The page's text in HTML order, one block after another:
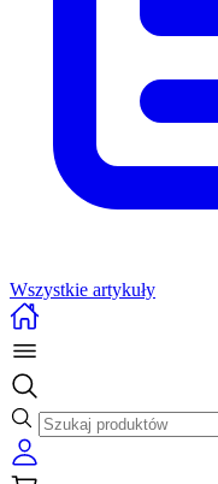
Wszystkie artykuły